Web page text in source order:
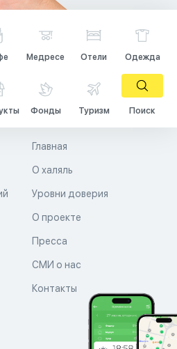
Медресе Отели Одежда
Фонды Туризм Поиск
Главная
О халяль
Уровни доверия
О проекте
Пресса
СМИ о нас
Контакты